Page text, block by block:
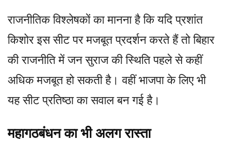
राजनीतिक विश्लेषकों का मानना है कि यदि प्रशांत
किशोर इस सीट पर मजबूत प्रदर्शन करते हैं तो बिहार
की राजनीति में जन सुराज की स्थिति पहले से कहीं
अधिक मजबूत हो सकती है। वहीं भाजपा के लिए भी
यह सीट प्रतिष्ठा का सवाल बन गई है।
महागठबंधन का भी अलग रास्ता